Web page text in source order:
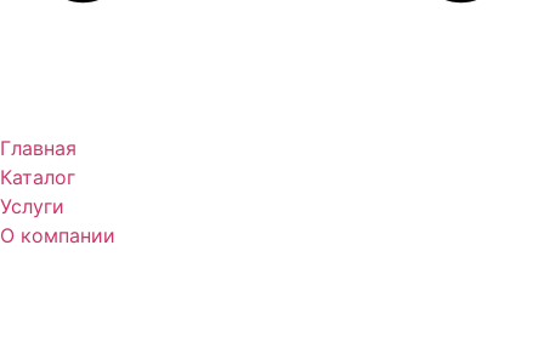
Главная
Каталог
Услуги
О компании